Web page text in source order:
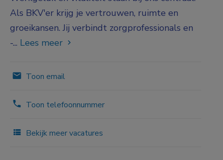
Als BKV'er krijg je vertrouwen, ruimte en
groeikansen. Jij verbindt zorgprofessionals en
-... Lees meer
Toon email
Toon telefoonnummer
Bekijk meer vacatures